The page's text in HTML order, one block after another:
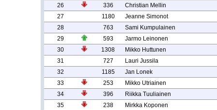
26
336
Christian Mellin
27
1180
Jeanne Simonot
28
763
Sami Kumpulainen
29
593
Jarmo Leinonen
30
1308
Mikko Huttunen
31
727
Lauri Jussila
32
1185
Jan Lonek
33
253
Mikko Utriainen
34
396
Riikka Tuuliainen
35
238
Mirkka Koponen